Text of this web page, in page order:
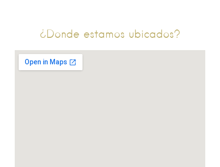
¿Donde estamos ubicados?